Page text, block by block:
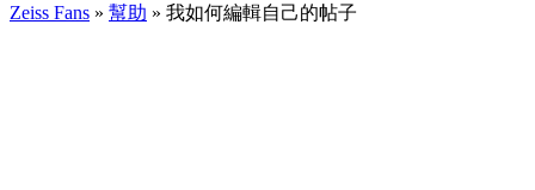
Zeiss Fans » 幫助 » 我如何編輯自己的帖子